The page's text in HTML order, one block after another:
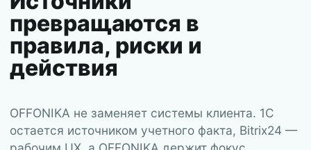
превращаются в
правила, риски и
действия
OFFONIKA не заменяет системы клиента. 1С
остается источником учетного факта, Bitrix24 —